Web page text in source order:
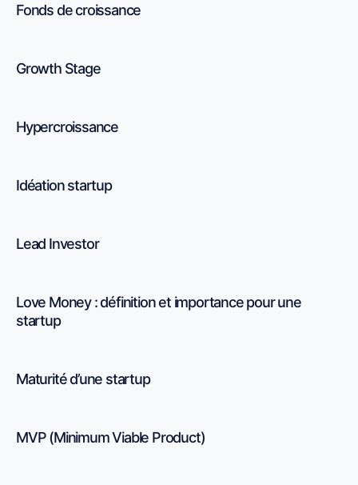
Fonds de croissance
Growth Stage
Hypercroissance
Idéation startup
Lead Investor
Love Money : définition et importance pour une
startup
Maturité d’une startup
MVP (Minimum Viable Product)